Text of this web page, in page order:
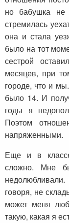
но бабушка не
стремилась
она и стала
было на тот
сестрой
месяцев, при
городе, что и
было 14. И
годы я
Поэтом
напряженными.
Еще и в
сложно. Мне
говоря, не
может меня
такую, какая я